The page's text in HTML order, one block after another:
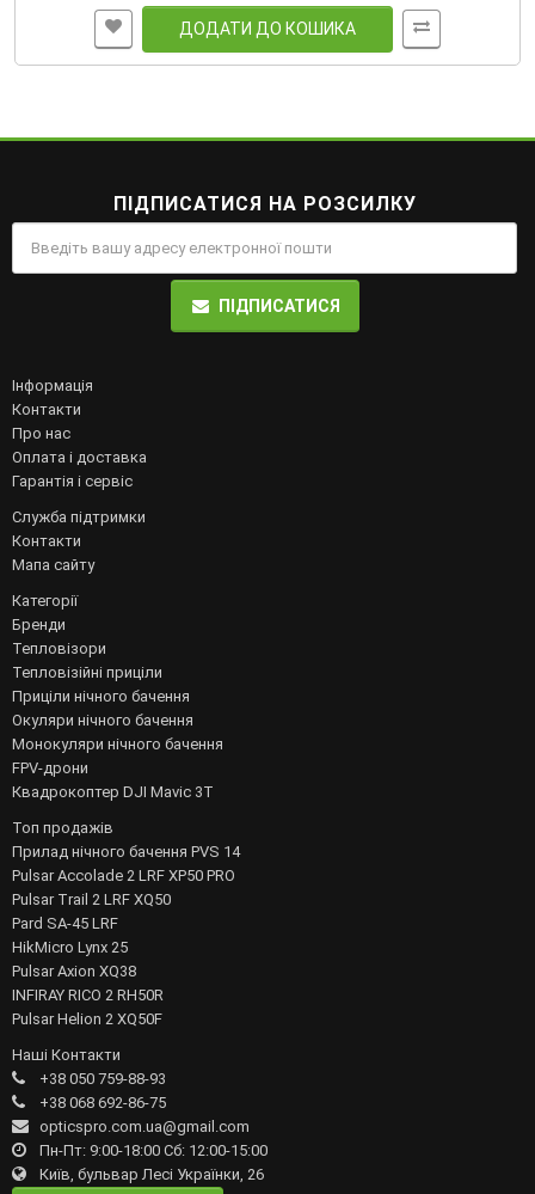
ДОДАТИ ДО КОШИКА
ПІДПИСАТИСЯ НА РОЗСИЛКУ
ПІДПИСАТИСЯ
Інформація
Контакти
Про нас
Оплата і доставка
Гарантія і сервіс
Служба підтримки
Контакти
Мапа сайту
Категорії
Бренди
Тепловізори
Тепловізійні приціли
Приціли нічного бачення
Окуляри нічного бачення
Монокуляри нічного бачення
FPV-дрони
Квадрокоптер DJI Mavic 3T
Топ продажів
Прилад нічного бачення PVS 14
Pulsar Accolade 2 LRF XP50 PRO
Pulsar Trail 2 LRF XQ50
Pard SA-45 LRF
HikMicro Lynx 25
Pulsar Axion XQ38
INFIRAY RICO 2 RH50R
Pulsar Helion 2 XQ50F
Наші Контакти
+38 050 759-88-93
+38 068 692-86-75
opticspro.com.ua@gmail.com
Пн-Пт: 9:00-18:00 Сб: 12:00-15:00
Київ, бульвар Лесі Українки, 26